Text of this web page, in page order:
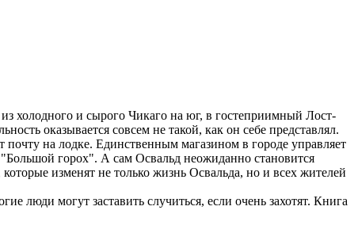
холодного и сырого Чикаго на юг, в гостеприимный Лост-
оказывается совсем не такой, как он себе представлял.
на лодке. Единственным магазином в городе управляет
горох". А сам Освальд неожиданно становится
изменят не только жизнь Освальда, но и всех жителей
люди могут заставить случиться, если очень захотят. Книга